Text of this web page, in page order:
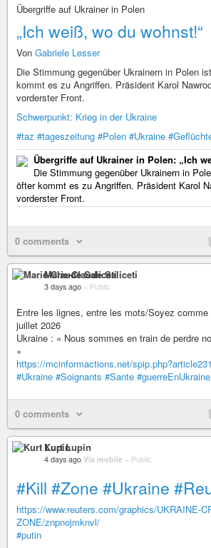
Übergriffe auf Ukrainer in Polen
„Ich weiß, wo du wohnst!“
Von Gabriele Lesser
Die Stimmung gegenüber Ukrainern in Polen
kommt es zu Angriffen. Präsident Karol
vorderster Front.
Schwerpunkt: Krieg in der Ukraine
#taz #tageszeitung #Polen #Ukraine
Übergriffe auf Ukrainer in Polen: „Ich
Die Stimmung gegenüber Ukrainern in
öfter kommt es zu Angriffen. Präsident Karol
vorderster Front.
0 comments
Marie-Claude Saliceti
3 days ago – Public
Entre les lignes, entre les mots/Soyez
juillet 2026
Ukraine : « Nous sommes en train de perdre
»
https://mcinformactions.net/
#Ukraine #Soignants #Sante #guerreEnUkraine
0 comments
Kurt Lupin
4 days ago Via mobile – Public
#Kill #Zone #Ukraine
https://www.reuters.com/graphics/UKRAINE-
ZONE/znpnojmknvl/
#putin